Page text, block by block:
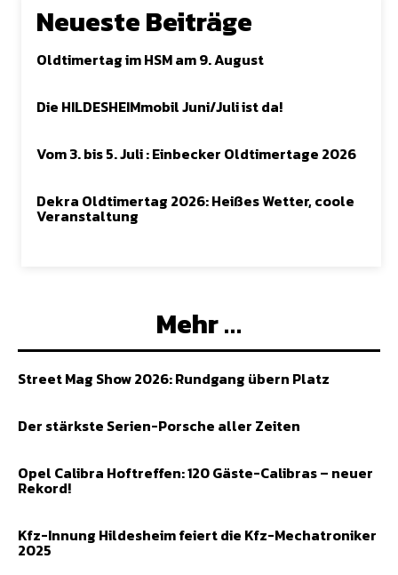
Neueste Beiträge
Oldtimertag im HSM am 9. August
Die HILDESHEIMmobil Juni/Juli ist da!
Vom 3. bis 5. Juli : Einbecker Oldtimertage 2026
Dekra Oldtimertag 2026: Heißes Wetter, coole
Veranstaltung
Mehr …
Street Mag Show 2026: Rundgang übern Platz
Der stärkste Serien-Porsche aller Zeiten
Opel Calibra Hoftreffen: 120 Gäste-Calibras – neuer
Rekord!
Kfz-Innung Hildesheim feiert die Kfz-Mechatroniker
2025